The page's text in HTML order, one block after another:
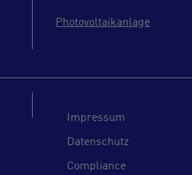
Photovoltaikanlage
Impressum
Datenschutz
Compliance